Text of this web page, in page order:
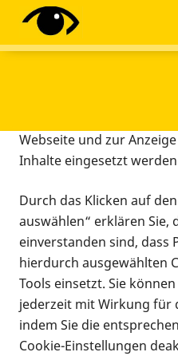
Infomaterial
Infomaterial
Diese Webseite setzt
Tracking-Tools ein. Dies
Webseite und zur
Inhalte eingesetzt
Durch das Klicken auf
auswählen“ erklären Sie,
einverstanden sind, dass
hierdurch ausgewählten
Tools einsetzt. Sie
jederzeit mit Wirkung für
indem Sie die
Cookie-Einstellungen